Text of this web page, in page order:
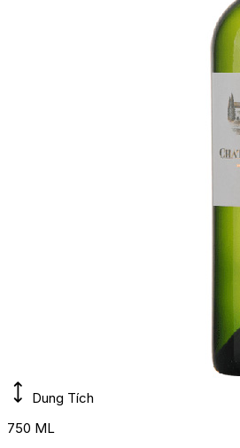
Dung Tích
750 ML